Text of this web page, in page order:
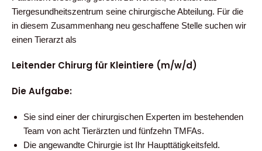
Tiergesundheitszentrum seine chirurgische Abteilung. Für die
in diesem Zusammenhang neu geschaffene Stelle suchen wir
einen Tierarzt als
Leitender Chirurg für Kleintiere (m/w/d)
Die Aufgabe:
Sie sind einer der chirurgischen Experten im bestehenden
Team von acht Tierärzten und fünfzehn TMFAs.
Die angewandte Chirurgie ist Ihr Haupttätigkeitsfeld.